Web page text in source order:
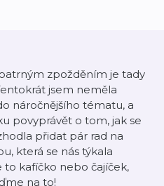
zpožděním je tady
jsem neměla
náročnějšího tématu, a
povyprávět o tom, jak se
přidat pár rad na
která se nás týkala
to kafíčko nebo čajíček,
na to!